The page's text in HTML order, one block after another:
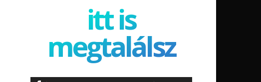
itt is
megtalálsz